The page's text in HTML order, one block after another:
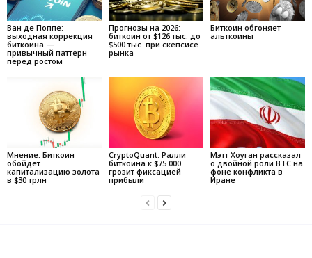
Ван де Поппе:
выходная коррекция
биткоина —
привычный паттерн
перед ростом
Прогнозы на 2026:
биткоин от $126 тыс. до
$500 тыс. при скепсисе
рынка
Биткоин обгоняет
альткоины
Мнение: Биткоин
обойдет
капитализацию золота
в $30 трлн
CryptoQuant: Ралли
биткоина к $75 000
грозит фиксацией
прибыли
Мэтт Хоуган рассказал
о двойной роли BTC на
фоне конфликта в
Иране